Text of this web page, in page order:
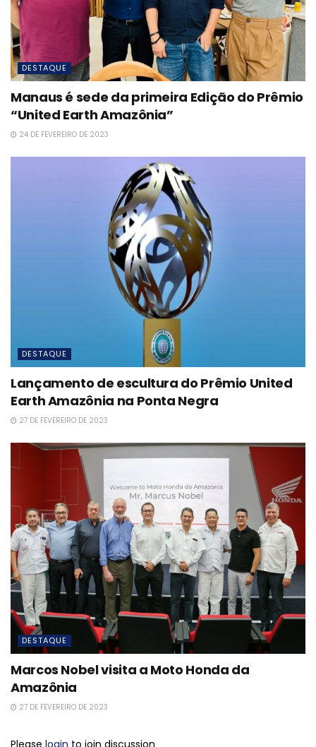
DESTAQUE
Manaus é sede da primeira Edição do Prêmio
“United Earth Amazônia”
24 DE FEVEREIRO DE 2023
DESTAQUE
Lançamento de escultura do Prêmio United
Earth Amazônia na Ponta Negra
27 DE FEVEREIRO DE 2023
DESTAQUE
Marcos Nobel visita a Moto Honda da
Amazônia
27 DE FEVEREIRO DE 2023